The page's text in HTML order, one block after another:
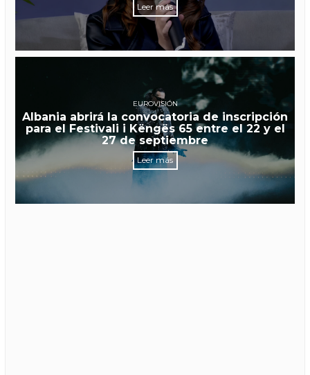
Leer más
EUROVISIÓN
Albania abrirá la convocatoria de inscripción
para el Festivali i Këngës 65 entre el 22 y el
27 de septiembre
Leer más